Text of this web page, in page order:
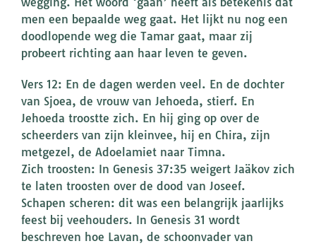
men een bepaalde weg gaat. Het lijkt nu nog een
doodlopende weg die Tamar gaat, maar zij
probeert richting aan haar leven te geven.
Vers 12: En de dagen werden veel. En de dochter
van Sjoea, de vrouw van Jehoeda, stierf. En
Jehoeda troostte zich. En hij ging op over de
scheerders van zijn kleinvee, hij en Chira, zijn
metgezel, de Adoelamiet naar Timna.
Zich troosten: In Genesis 37:35 weigert Jaäkov zich
te laten troosten over de dood van Joseef.
Schapen scheren: dit was een belangrijk jaarlijks
feest bij veehouders. In Genesis 31 wordt
beschreven hoe Lavan, de schoonvader van